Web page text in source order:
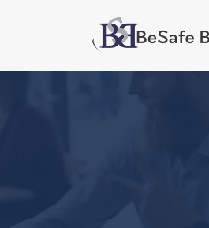
Fone: +55(41) 3016-8433